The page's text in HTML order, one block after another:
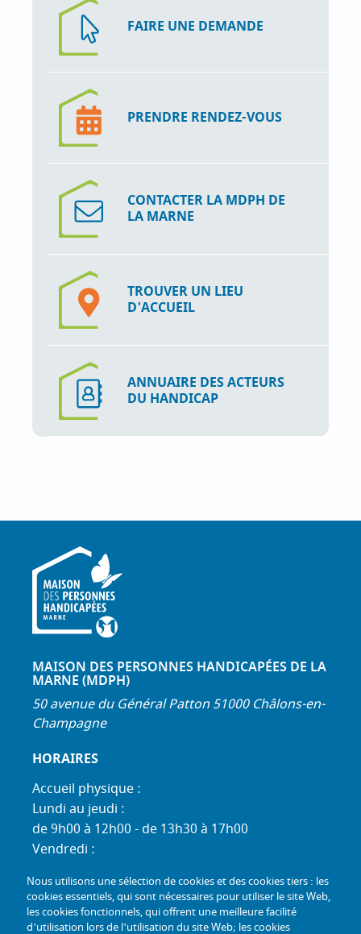
FAIRE UNE DEMANDE
PRENDRE RENDEZ-VOUS
CONTACTER LA MDPH DE
LA MARNE
TROUVER UN LIEU
D'ACCUEIL
ANNUAIRE DES ACTEURS
DU HANDICAP
MAISON DES PERSONNES HANDICAPÉES DE LA
MARNE (MDPH)
50 avenue du Général Patton 51000 Châlons-en-
Champagne
HORAIRES
Accueil physique :
Lundi au jeudi :
de 9h00 à 12h00 - de 13h30 à 17h00
Vendredi :
Standard téléphonique :
Lundi au jeudi :
de 9h00 à 12h30 - de 13h30 à 17h00
Nous utilisons une sélection de cookies et des cookies tiers : les
cookies essentiels, qui sont nécessaires pour utiliser le site Web,
les cookies fonctionnels, qui offrent une meilleure facilité
d'utilisation lors de l'utilisation du site Web; les cookies